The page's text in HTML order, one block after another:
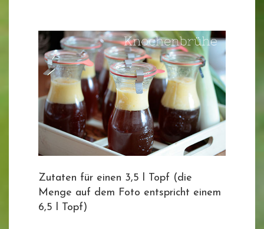
Zutaten für einen 3,5 l Topf (die
Menge auf dem Foto entspricht einem
6,5 l Topf)